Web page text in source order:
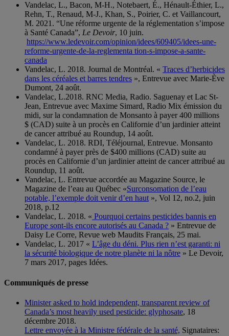
Vandelac, L., Bacon, M-H., Notebaert, É., Hénault-Éthier, L.,
Rehn, T., Renaud, M-J., Khan, S., Poirier, C. et Vaillancourt,
M. 2021. “Une réforme urgente de la réglementation s’impose
à Santé Canada”, Le Devoir, 10 juin.
https://www.ledevoir.com/opinion/idees/609405/idees-une-
reforme-urgente-de-la-reglementa tion-s-impose-a-sante-
canada
Vandelac, L. 2018. Journal de Montréal. « Traces d’herbicides
dans les céréales et barres tendres », Entrevue avec Marie-Ève
Dumont, 24 août.
Vandelac, L.2018. RNC Media, Radio. Saguenay et Lac St-
Jean, Entrevue avec Maxime Simard, Radio Mix émission du
midi, sur la condamnation de Monsanto à payer 400 millions
$ (CAD) suite à un procès en Californie d’un jardinier atteint
de cancer attribué au Roundup, 14 août.
Vandelac, L. 2018. RDI, Téléjournal, Entrevue. Monsanto
condamné à payer près de $400 millions (CAD) suite au
procès en Californie d’un jardinier atteint de cancer attribué au
Roundup, 11 août.
Vandelac, L. Entrevue accordée au Magazine Source, le
Magazine de l’eau au Québec «Surconsomation de l’eau
potable, l’exemple doit venir d’en haut», Vol 12, no.2, juin
2018, p.12
Vandelac, L. 2018. « Pourquoi certains pesticides bannis en
Europe sont-ils encore autorisés au Canada ? » Entrevue de
Daisy Le Corre, Revue web Maudits Français, 25 mai.
Vandelac, L. 2017 « L’âge du déni. Plus rien n’est garanti: ni
la sécurité biologique de notre planète ni la nôtre » Le Devoir,
7 mars 2017, pages Idées.
Communiqués de presse
Minister asked to hold independent, transparent review of
Canada’s most heavily used pesticide: glyphosate, 18
décembre 2018.
Lettre envoyée à la Ministre fédérale de la santé, Signataires: